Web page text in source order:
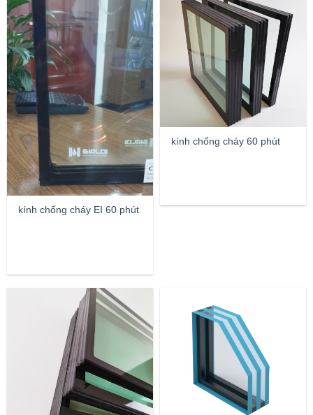
kính chống cháy EI 60 phút
kính chống cháy 60 phút